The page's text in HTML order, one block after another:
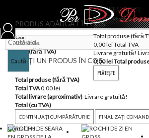
PRODUSE ADAUGATE
Nici un produs
Total produse (fără
0,00 leiTotal TVA
Livrare gratuită!
0,00 leiTotal
PLĂTEŞTE
PRODUS ADĂUGAT ÎN COȘ
Cantitate
Total (fără TVA)
AVEŢI UN PRODUS ÎN COŞ.
Total produse (fără TVA)
Total TVA0,00 lei
Total livrare (aproximativ) Livrare gratuită!
Total (cu TVA)
CONTINUAŢI CUMPĂRĂTURIE FINALIZAȚI
Contul dvs.
Login
Caută